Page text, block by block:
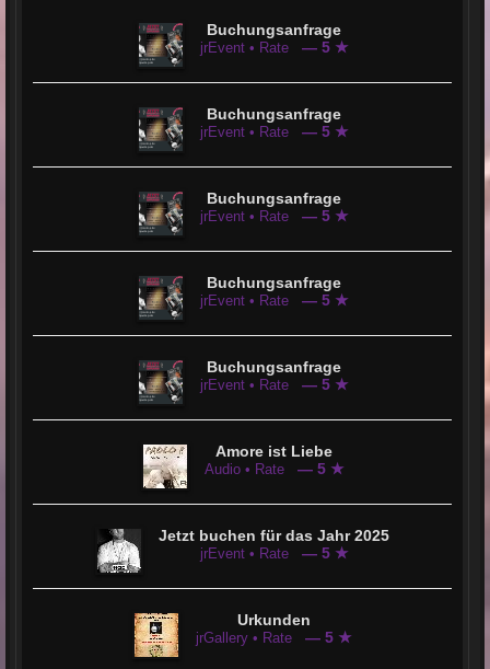
Buchungsanfrage
jrEvent • Rate — 5 ★
Buchungsanfrage
jrEvent • Rate — 5 ★
Buchungsanfrage
jrEvent • Rate — 5 ★
Buchungsanfrage
jrEvent • Rate — 5 ★
Buchungsanfrage
jrEvent • Rate — 5 ★
Amore ist Liebe
Audio • Rate — 5 ★
Jetzt buchen für das Jahr 2025
jrEvent • Rate — 5 ★
Urkunden
jrGallery • Rate — 5 ★